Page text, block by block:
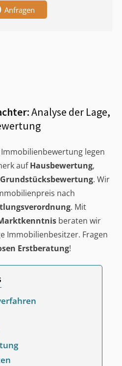
Anfragen
Analyse der Lage,
legen
aufHausbewertung,
Grundstücksbewertung. Wir
nach
. Mit
beraten wir
Immobilienbesitzer. Fragen
Erstberatung!